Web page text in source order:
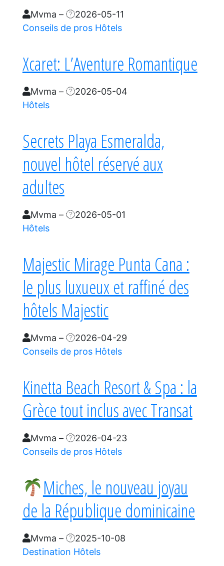
Mvma –
2026-05-11
Conseils de pros Hôtels
Xcaret: L’Aventure Romantique
Mvma –
2026-05-04
Hôtels
Secrets Playa Esmeralda,
nouvel hôtel réservé aux
adultes
Mvma –
2026-05-01
Hôtels
Majestic Mirage Punta Cana :
le plus luxueux et raffiné des
hôtels Majestic
Mvma –
2026-04-29
Conseils de pros Hôtels
Kinetta Beach Resort & Spa : la
Grèce tout inclus avec Transat
Mvma –
2026-04-23
Conseils de pros Hôtels
Miches, le nouveau joyau
de la République dominicaine
Mvma –
2025-10-08
Destination Hôtels